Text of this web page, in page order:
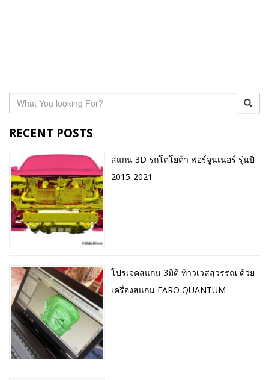
RECENT POSTS
สแกน 3D รถโตโยต้า ฟอร์จูนเนอร์ รุ่นปี
2015-2021
โปรเจคสแกน 3มิติ ท้าวเวสสุวรรณ ด้วย
เครื่องสแกน FARO QUANTUM